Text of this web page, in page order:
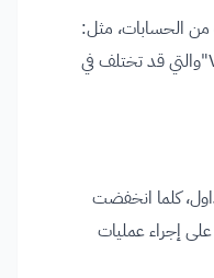
الحسابات، مثل:
الحسابات القياسية، أو حسابات "VIP"والتي قد تختلف في
كلما انخفضت
إجراء عمليات